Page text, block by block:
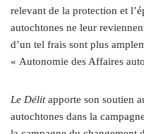
relevant de la protection et
autochtones ne leur
d’un tel frais sont plus
« Autonomie des Affaires
Le Délitapporte son soutien
autochtones dans la